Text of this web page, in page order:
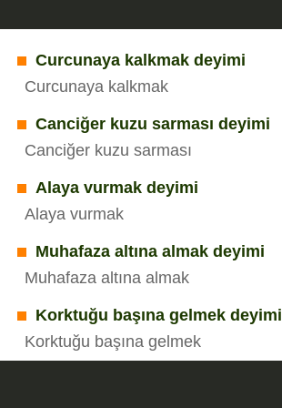
Curcunaya kalkmak deyimi
Curcunaya kalkmak
Canciğer kuzu sarması deyimi
Canciğer kuzu sarması
Alaya vurmak deyimi
Alaya vurmak
Muhafaza altına almak deyimi
Muhafaza altına almak
Korktuğu başına gelmek deyimi
Korktuğu başına gelmek